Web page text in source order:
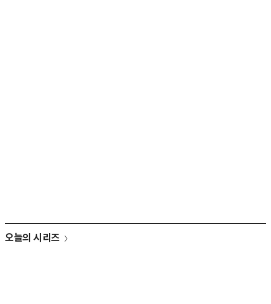
오늘의 시리즈